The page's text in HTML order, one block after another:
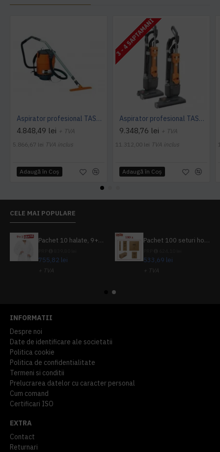
Aspirator profesional TASKI dorsalino EURO, 900 W, TASKI
4.848,49 lei + TVA
5.866,67 lei TVA inclus
Adaugă în Coş
3 - 4 SAPTAMANI
Aspirator profesional TASKI jet 38 Euro, 900 W, TASKI
9.348,76 lei + TVA
11.312,00 lei TVA inclus
Adaugă în Coş
CELE MAI POPULARE
Pachet 10 halate, 9+1 gratuit
755,82 lei
+ TVA
Pachet 100 seturi hoteliere, set dentar, set barbierit, casca de dus, pila unghii, set cusut
533,69 lei
+ TVA
INFORMATII
Despre noi
Date de identificare ale societatii
Politica cookie
Politica de confidentialitate
Termeni si conditii
Prelucrarea datelor cu caracter personal
Cum comand
Certificari ISO
EXTRA
Contact
Returnari